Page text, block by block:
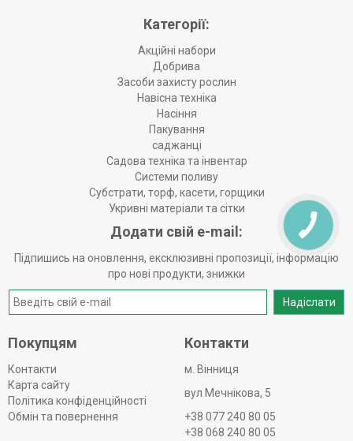
Категорії:
Акційні набори
Добрива
Засоби захисту рослин
Навісна техніка
Насіння
Пакування
саджанці
Садова техніка та інвентар
Системи поливу
Субстрати, торф, касети, горщики
Укривні матеріали та сітки
Додати свій e-mail:
Підпишись на оновлення, ексклюзивні пропозиції, інформацію
про нові продукти, знижки
Надіслати
Покупцям
Контакти
Карта сайту
Політика конфіденційності
Обмін та повернення
Контакти
м. Вінниця
вул Мечнікова, 5
+38 077 240 80 05
+38 068 240 80 05